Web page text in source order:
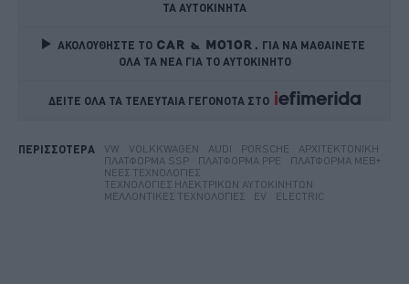
ΤΑ ΑΥΤΟΚΙΝΗΤΑ
ΑΚΟΛΟΥΘΗΣΤΕ ΤΟ
ΓΙΑ ΝΑ ΜΑΘΑΙΝΕΤΕ
ΟΛΑ ΤΑ ΝΕΑ ΓΙΑ ΤΟ ΑΥΤΟΚΙΝΗΤΟ
ΔΕΙΤΕ ΟΛΑ ΤΑ ΤΕΛΕΥΤΑΙΑ ΓΕΓΟΝΟΤΑ ΣΤΟ
ΠΕΡΙΣΣΟΤΕΡΑ VW VOLKKWAGEN AUDI PORSCHE
ΑΡΧΙΤΕΚΤΟΝΙΚΉ
ΠΛΑΤΦΌΡΜΑ SSP
ΠΛΑΤΦΌΡΜΑ PPE
ΠΛΑΤΦΌΡΜΑ MEB+
ΝΈΕΣ ΤΕΧΝΟΛΟΓΊΕΣ
ΤΕΧΝΟΛΟΓΊΕΣ ΗΛΕΚΤΡΙΚΏΝ ΑΥΤΟΚΙΝΉΤΩΝ
ΜΕΛΛΟΝΤΙΚΈΣ ΤΕΧΝΟΛΟΓΊΕΣ
EV ELECTRIC